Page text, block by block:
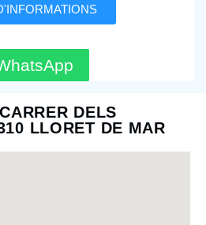
DELS
LLORET DE MAR